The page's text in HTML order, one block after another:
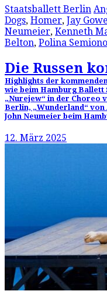
Staatsballett Berlin
Dogs, Homer, Jay
Neumeier, Kenneth
Belton, Polina
Die Russen
Highlights der
wie beim Hamburg Ballett
„Nurejew“ in der Choreo
Berlin, „Wunderland“ von
John Neumeier beim
12. März 2025